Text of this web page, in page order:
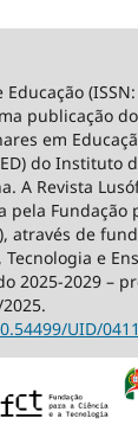
publicação
em
do Instituto
A Revista
pela Fundação
através de
e
2025-2029 –
UID/